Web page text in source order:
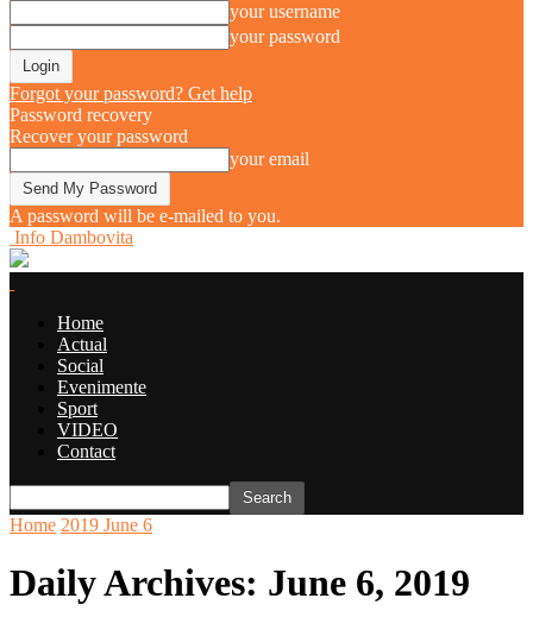
your username
your password
Forgot your password? Get help
Password recovery
Recover your password
your email
A password will be e-mailed to you.
Info Dambovita
Home
Actual
Social
Evenimente
Sport
VIDEO
Contact
Home 2019 June 6
Daily Archives: June 6, 2019